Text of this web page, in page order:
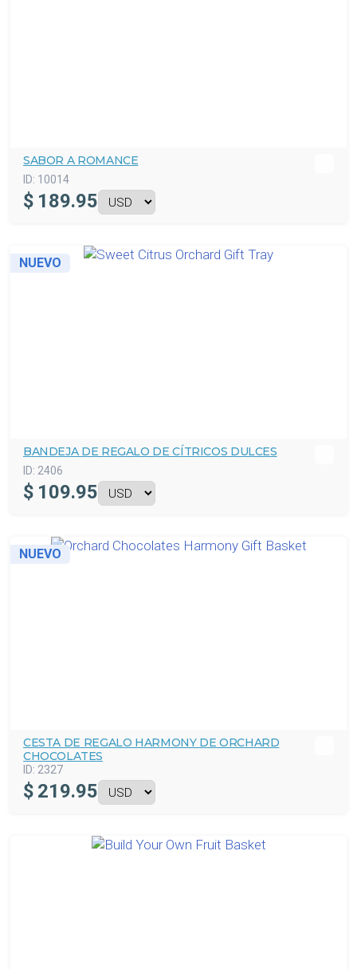
SABOR A ROMANCE
ID: 10014
$ 189.95
NUEVO
BANDEJA DE REGALO DE CÍTRICOS DULCES
ID: 2406
$ 109.95
NUEVO
CESTA DE REGALO HARMONY DE ORCHARD
CHOCOLATES
ID: 2327
$ 219.95